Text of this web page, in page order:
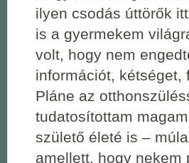
ilyen csodás úttörők
is a gyermekem
volt, hogy nem
információt, kétséget,
Pláne az
tudatosítottam
születő életé is ‒
amellett, hogy nekem